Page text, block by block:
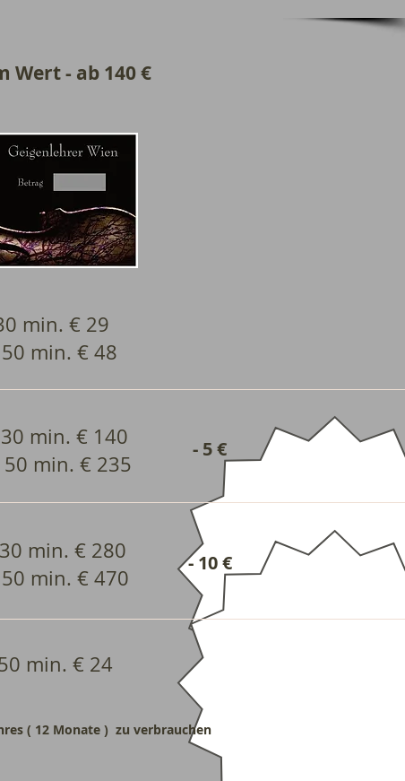
Wert - ab 140 €
min. € 29
48
- 5 €
30 min. € 140
- 10 €
30 min. € 280
min. € 24
( 12 Monate ) zu verbrauchen